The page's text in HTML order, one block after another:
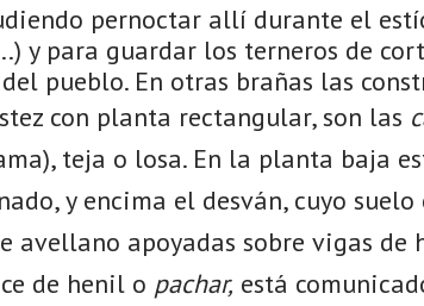
pernoctar allí durante el
y para guardar los terneros de
pueblo. En otras brañas las
con planta rectangular, son las
teja o losa. En la planta baja
y encima el desván, cuyo suelo
avellano apoyadas sobre vigas de
de henil o pachar, está